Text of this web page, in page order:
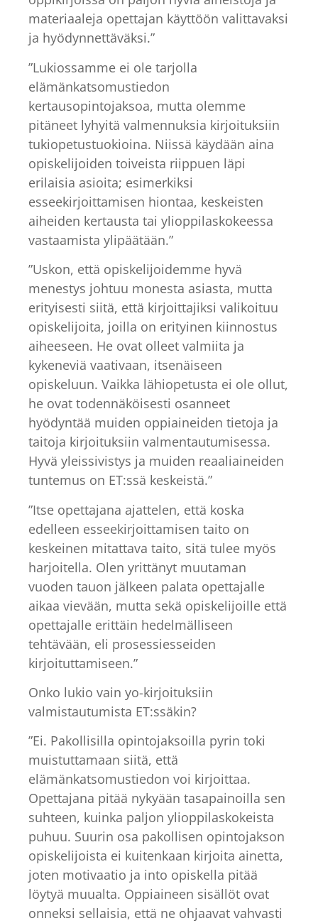
materiaaleja opettajan käyttöön valittavaksi
ja hyödynnettäväksi.”
”Lukiossamme ei ole tarjolla
elämänkatsomustiedon
kertausopintojaksoa, mutta olemme
pitäneet lyhyitä valmennuksia kirjoituksiin
tukiopetustuokioina. Niissä käydään aina
opiskelijoiden toiveista riippuen läpi
erilaisia asioita; esimerkiksi
esseekirjoittamisen hiontaa, keskeisten
aiheiden kertausta tai ylioppilaskokeessa
vastaamista ylipäätään.”
”Uskon, että opiskelijoidemme hyvä
menestys johtuu monesta asiasta, mutta
erityisesti siitä, että kirjoittajiksi valikoituu
opiskelijoita, joilla on erityinen kiinnostus
aiheeseen. He ovat olleet valmiita ja
kykeneviä vaativaan, itsenäiseen
opiskeluun. Vaikka lähiopetusta ei ole ollut,
he ovat todennäköisesti osanneet
hyödyntää muiden oppiaineiden tietoja ja
taitoja kirjoituksiin valmentautumisessa.
Hyvä yleissivistys ja muiden reaaliaineiden
tuntemus on ET:ssä keskeistä.”
”Itse opettajana ajattelen, että koska
edelleen esseekirjoittamisen taito on
keskeinen mitattava taito, sitä tulee myös
harjoitella. Olen yrittänyt muutaman
vuoden tauon jälkeen palata opettajalle
aikaa vievään, mutta sekä opiskelijoille että
opettajalle erittäin hedelmälliseen
tehtävään, eli prosessiesseiden
kirjoituttamiseen.”
Onko lukio vain yo-kirjoituksiin
valmistautumista ET:ssäkin?
”Ei. Pakollisilla opintojaksoilla pyrin toki
muistuttamaan siitä, että
elämänkatsomustiedon voi kirjoittaa.
Opettajana pitää nykyään tasapainoilla sen
suhteen, kuinka paljon ylioppilaskokeista
puhuu. Suurin osa pakollisen opintojakson
opiskelijoista ei kuitenkaan kirjoita ainetta,
joten motivaatio ja into opiskella pitää
löytyä muualta. Oppiaineen sisällöt ovat
onneksi sellaisia, että ne ohjaavat vahvasti